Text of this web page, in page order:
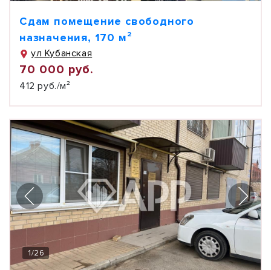
Сдам помещение свободного
назначения, 170 м²
ул Кубанская
70 000 руб.
412 руб./м²
1/26